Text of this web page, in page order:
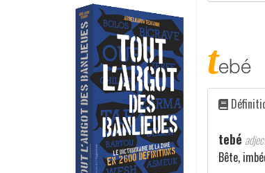
tebé
tebé
Bête,